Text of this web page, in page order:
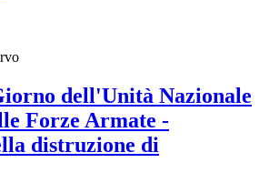
dell'Unità Nazionale
Forze Armate -
distruzione di